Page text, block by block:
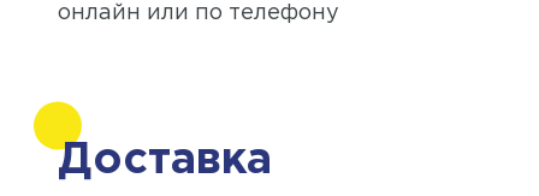
онлайн или по телефону
Доставка